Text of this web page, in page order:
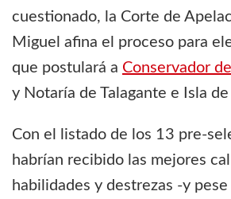
cuestionado, la Corte de
Miguel afina el proceso para
que postulará a Conservador
y Notaría de Talagante e Isla
Con el listado de los 13 pre-
habrían recibido las mejores
habilidades y destrezas -y